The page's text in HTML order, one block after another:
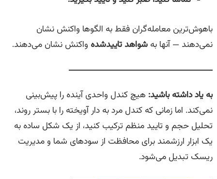
باهوش‌ترین معامله‌گران فقط به الگوها واکنش نشان
نمی‌دهند — آنها به شواهد تاییدشده واکنش نشان می‌دهند.
به یاد داشته باشید: هیچ کندل واحدی آینده را پیش‌بینی
نمی‌کند. اما زمانی که کندل مرد به دار آویخته را با بستر روند،
تحلیل حجم و تایید منظم ترکیب کنید، از یک شکل ساده به
یک ابزار ارزشمند برای محافظت از سودهای شما و مدیریت
ریسک تبدیل می‌شود.